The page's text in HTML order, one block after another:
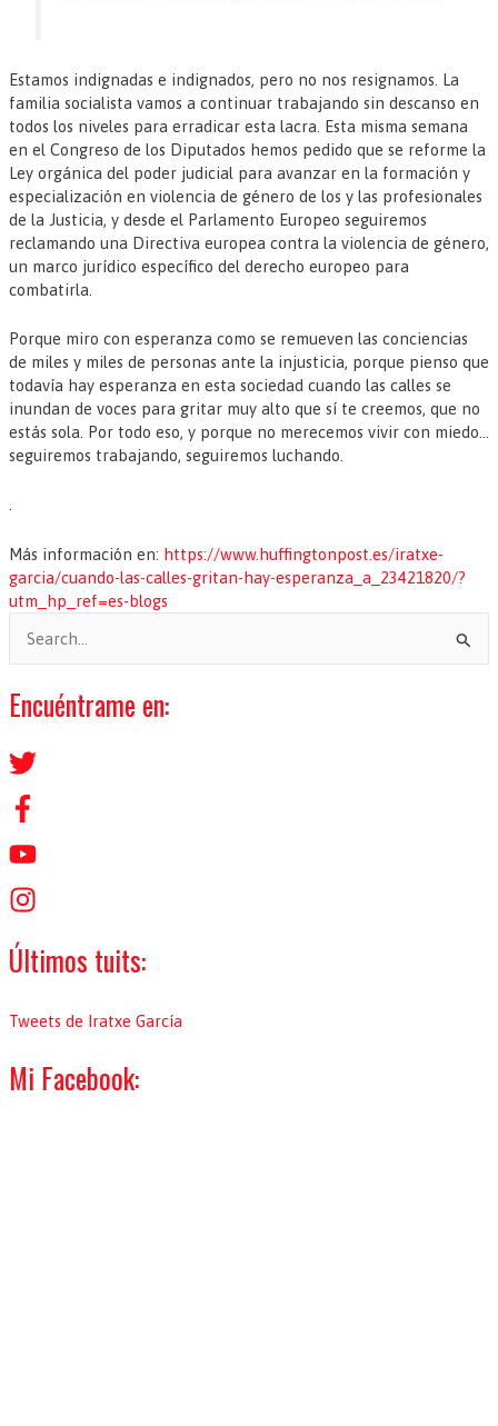
Estamos indignadas e indignados, pero no nos resignamos. La
familia socialista vamos a continuar trabajando sin descanso en
todos los niveles para erradicar esta lacra. Esta misma semana
en el Congreso de los Diputados hemos pedido que se reforme la
Ley orgánica del poder judicial para avanzar en la formación y
especialización en violencia de género de los y las profesionales
de la Justicia, y desde el Parlamento Europeo seguiremos
reclamando una Directiva europea contra la violencia de género,
un marco jurídico específico del derecho europeo para
combatirla.
Porque miro con esperanza como se remueven las conciencias
de miles y miles de personas ante la injusticia, porque pienso que
todavía hay esperanza en esta sociedad cuando las calles se
inundan de voces para gritar muy alto que sí te creemos, que no
estás sola. Por todo eso, y porque no merecemos vivir con miedo…
seguiremos trabajando, seguiremos luchando.
Más información en: https://www.huffingtonpost.es/iratxe-
garcia/cuando-las-calles-gritan-hay-esperanza_a_23421820/?
utm_hp_ref=es-blogs
s
a
o
r
Encuéntrame en:
Últimos tuits:
Tweets de Iratxe García
Mi Facebook: